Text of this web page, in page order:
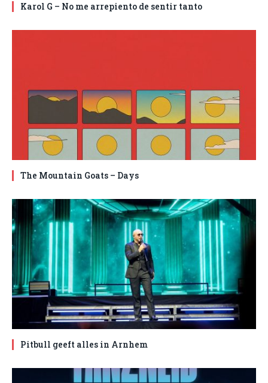
Karol G – No me arrepiento de sentir tanto
The Mountain Goats – Days
Pitbull geeft alles in Arnhem